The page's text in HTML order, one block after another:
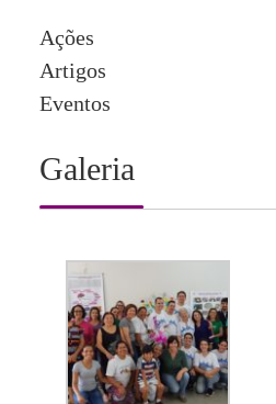
Ações
Artigos
Eventos
Galeria